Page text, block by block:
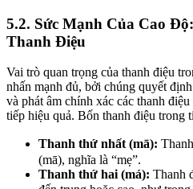
5.2. Sức Mạnh Của Cao
Thanh Điệu
Vai trò quan trọng của thanh điệu
nhấn mạnh đủ, bởi chúng quyết
và phát âm chính xác các thanh
tiếp hiệu quả. Bốn thanh điệu trong
Thanh thứ nhất (mā):
(mā), nghĩa là “mẹ”.
Thanh thứ hai (má): Thanh